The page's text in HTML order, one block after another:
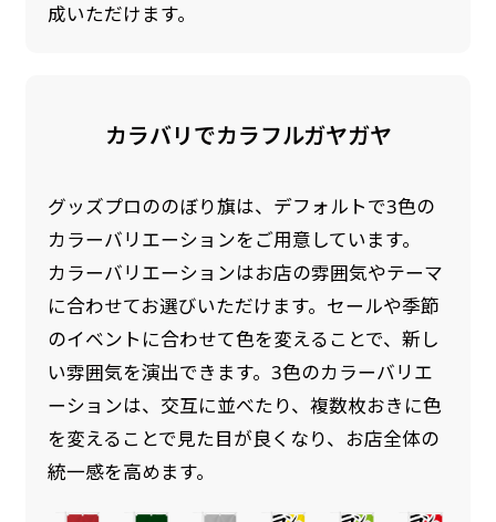
成いただけます。
カラバリでカラフルガヤガヤ
グッズプロののぼり旗は、デフォルトで3色の
カラーバリエーションをご用意しています。
カラーバリエーションはお店の雰囲気やテーマ
に合わせてお選びいただけます。セールや季節
のイベントに合わせて色を変えることで、新し
い雰囲気を演出できます。3色のカラーバリエ
ーションは、交互に並べたり、複数枚おきに色
を変えることで見た目が良くなり、お店全体の
統一感を高めます。